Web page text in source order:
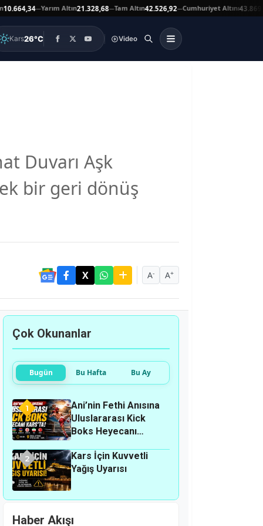
—Yarım Altın21.328,68—Tam Altın42.526,92—Cumhuriyet Altını43.869,00▲
Kars26°C Video
Duvarı Aşk
bir geri dönüş
A- A+
Çok Okunanlar
Bugün Bu Hafta Bu Ay
1
Ani’nin Fethi Anısına
Uluslararası Kick
Boks Heyecanı
2
Kars İçin Kuvvetli
Yağış Uyarısı
Haber Akışı